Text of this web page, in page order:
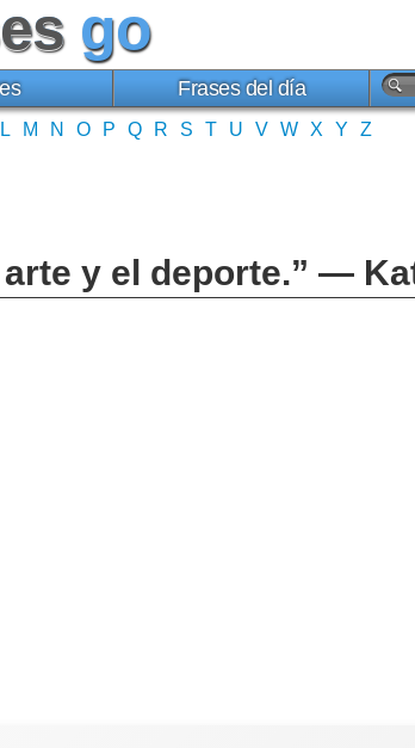
go
Frases del día
L M N O P Q R S T U V W X Y Z
y el deporte.” —